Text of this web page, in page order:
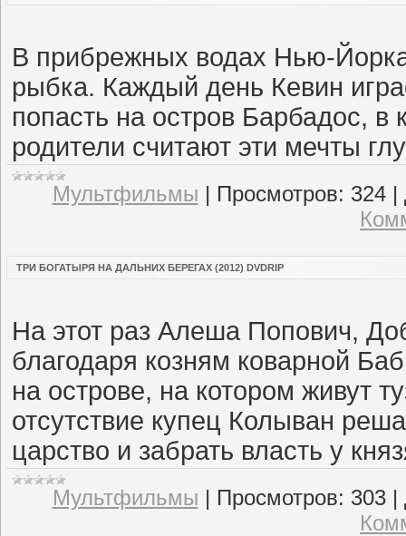
В прибрежных водах Нью-
рыбка. Каждый день Кевин
попасть на остров Барбадос, в
родители считают эти мечты
Мультфильмы | Просмотров: 324|
ТРИ БОГАТЫРЯ НА ДАЛЬНИХ БЕРЕГАХ (2012) DVDRIP
На этот раз Алеша Попович,
благодаря козням коварной
на острове, на котором живут
отсутствие купец Колыван
царство и забрать власть у
Мультфильмы | Просмотров: 303|